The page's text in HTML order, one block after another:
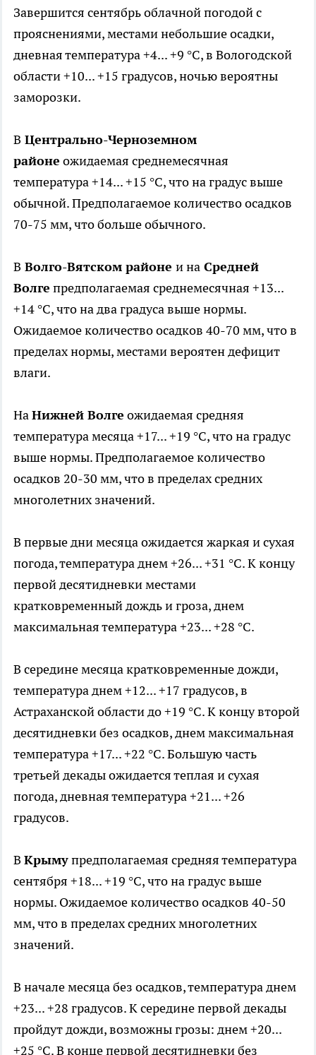
Завершится сентябрь облачной погодой с
прояснениями, местами небольшие осадки,
дневная температура +4... +9 °С, в Вологодской
области +10... +15 градусов, ночью вероятны
заморозки.
В Центрально-Черноземном
районе ожидаемая среднемесячная
температура +14... +15 °С, что на градус выше
обычной. Предполагаемое количество осадков
70-75 мм, что больше обычного.
В Волго-Вятском районе и на Средней
Волге предполагаемая среднемесячная +13...
+14 °С, что на два градуса выше нормы.
Ожидаемое количество осадков 40-70 мм, что в
пределах нормы, местами вероятен дефицит
влаги.
НаНижней Волге ожидаемая средняя
температура месяца +17... +19 °С, что на градус
выше нормы. Предполагаемое количество
осадков 20-30 мм, что в пределах средних
многолетних значений.
В первые дни месяца ожидается жаркая и сухая
погода, температура днем +26... +31 °С. К концу
первой десятидневки местами
кратковременный дождь и гроза, днем
максимальная температура +23... +28 °С.
В середине месяца кратковременные дожди,
температура днем +12... +17 градусов, в
Астраханской области до +19 °С. К концу второй
десятидневки без осадков, днем максимальная
температура +17... +22 °С. Большую часть
третьей декады ожидается теплая и сухая
погода, дневная температура +21... +26
градусов.
В Крымупредполагаемая средняя температура
сентября +18... +19 °С, что на градус выше
нормы. Ожидаемое количество осадков 40-50
мм, что в пределах средних многолетних
значений.
В начале месяца без осадков, температура днем
+23... +28 градусов. К середине первой декады
пройдут дожди, возможны грозы: днем +20...
+25 °С. В конце первой десятидневки без